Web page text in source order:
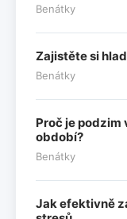
Benátky
Zajistěte si
Benátky
Proč je podzim
období?
Benátky
Jak efektivně